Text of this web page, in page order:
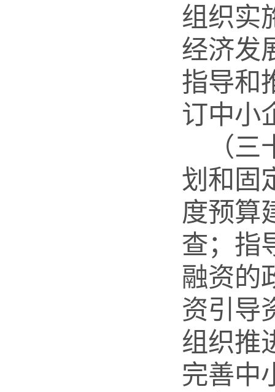
组织实
经济发
指导和
订中小
（
划和固
度预算
查；指
融资的
资引导
组织推
完善中